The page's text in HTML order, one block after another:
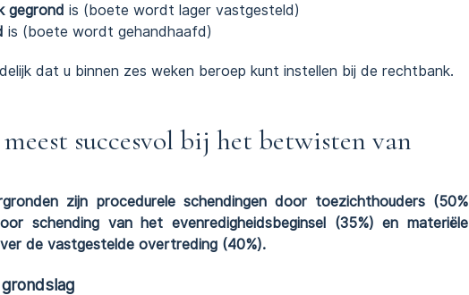
gegrond is (boete wordt lager vastgesteld)
is (boete wordt gehandhaafd)
dat u binnen zes weken beroep kunt instellen bij de rechtbank.
succesvol bij het betwisten van
zijn procedurele schendingen door toezichthouders (50%
schending van het evenredigheidsbeginsel (35%) en materiële
de vastgestelde overtreding (40%).